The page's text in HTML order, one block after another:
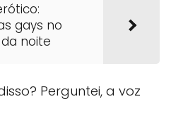
gays no
noite
Perguntei, a voz